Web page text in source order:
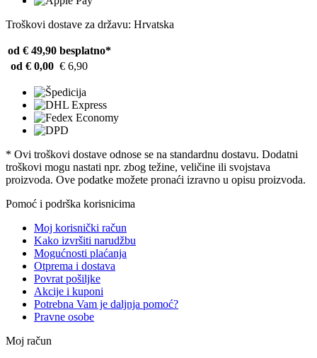
Troškovi dostave za državu: Hrvatska
od € 49,90 besplatno*
od € 0,00 € 6,90
* Ovi troškovi dostave odnose se na standardnu ​​dostavu. Dodatni
troškovi mogu nastati npr. zbog težine, veličine ili svojstava
proizvoda. Ove podatke možete pronaći izravno u opisu proizvoda.
Pomoć i podrška korisnicima
Moj korisnički račun
Kako izvršiti narudžbu
Mogućnosti plaćanja
Otprema i dostava
Povrat pošiljke
Akcije i kuponi
Potrebna Vam je daljnja pomoć?
Pravne osobe
Moj račun